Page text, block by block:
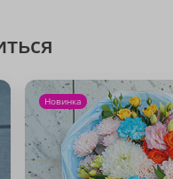
Новинка